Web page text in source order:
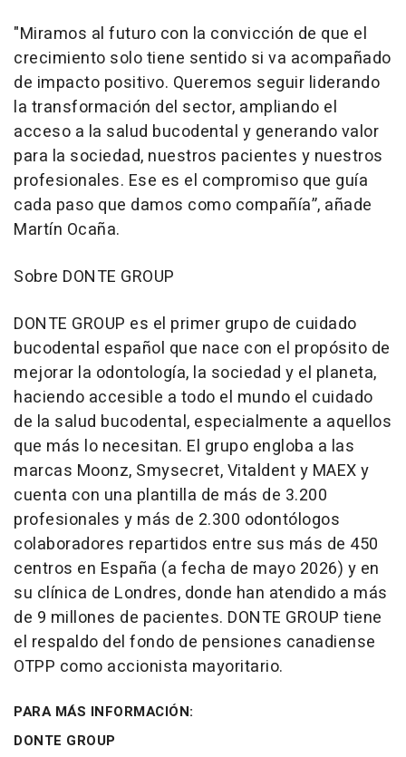
"Miramos al futuro con la convicción de que el
crecimiento solo tiene sentido si va acompañado
de impacto positivo. Queremos seguir liderando
la transformación del sector, ampliando el
acceso a la salud bucodental y generando valor
para la sociedad, nuestros pacientes y nuestros
profesionales. Ese es el compromiso que guía
cada paso que damos como compañía”, añade
Martín Ocaña.
Sobre DONTE GROUP
DONTE GROUP es el primer grupo de cuidado
bucodental español que nace con el propósito de
mejorar la odontología, la sociedad y el planeta,
haciendo accesible a todo el mundo el cuidado
de la salud bucodental, especialmente a aquellos
que más lo necesitan. El grupo engloba a las
marcas Moonz, Smysecret, Vitaldent y MAEX y
cuenta con una plantilla de más de 3.200
profesionales y más de 2.300 odontólogos
colaboradores repartidos entre sus más de 450
centros en España (a fecha de mayo 2026) y en
su clínica de Londres, donde han atendido a más
de 9 millones de pacientes. DONTE GROUP tiene
el respaldo del fondo de pensiones canadiense
OTPP como accionista mayoritario.
PARA MÁS INFORMACIÓN:
DONTE GROUP